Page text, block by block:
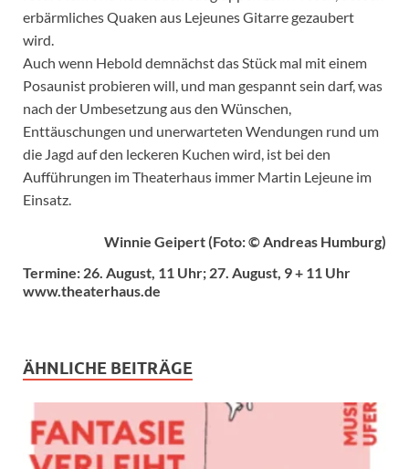
erbärmliches Quaken aus Lejeunes Gitarre gezaubert
wird.
Auch wenn Hebold demnächst das Stück mal mit einem
Posaunist probieren will, und man gespannt sein darf, was
nach der Umbesetzung aus den Wünschen,
Enttäuschungen und unerwarteten Wendungen rund um
die Jagd auf den leckeren Kuchen wird, ist bei den
Aufführungen im Theaterhaus immer Martin Lejeune im
Einsatz.
Winnie Geipert (Foto: © Andreas Humburg)
Termine: 26. August, 11 Uhr; 27. August, 9 + 11 Uhr
www.theaterhaus.de
ÄHNLICHE BEITRÄGE